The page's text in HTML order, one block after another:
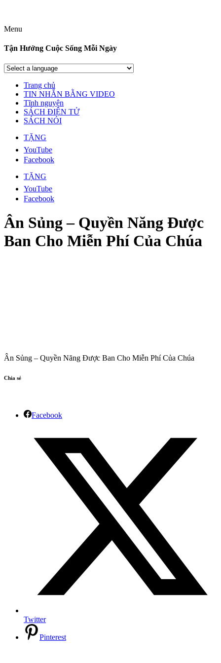
Menu
Tận Hưởng Cuộc Sống Mỗi Ngày
Trang chủ
TIN NHẮN BẰNG VIDEO
Tĩnh nguyện
SÁCH ĐIỆN TỬ
SÁCH NÓI
TẶNG
YouTube
Facebook
TẶNG
YouTube
Facebook
Ân Sủng – Quyền Năng Được
Ban Cho Miễn Phí Của Chúa
Ân Sủng – Quyền Năng Được Ban Cho Miễn Phí Của Chúa
Chia sẻ
Facebook
Twitter
Pinterest